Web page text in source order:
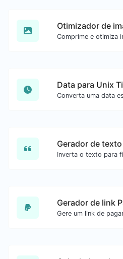
Otimizador de
Data para Unix
Gerador de link